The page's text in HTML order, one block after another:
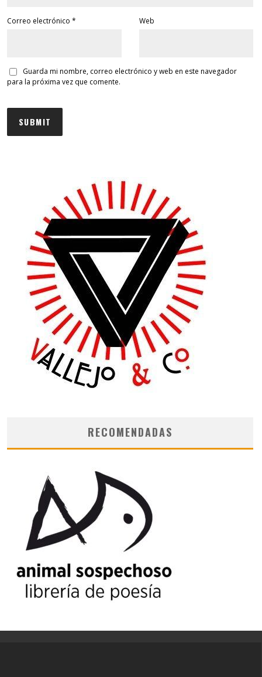
Correo electrónico * Web
Guarda mi nombre, correo electrónico y web en este navegador
para la próxima vez que comente.
RECOMENDADAS